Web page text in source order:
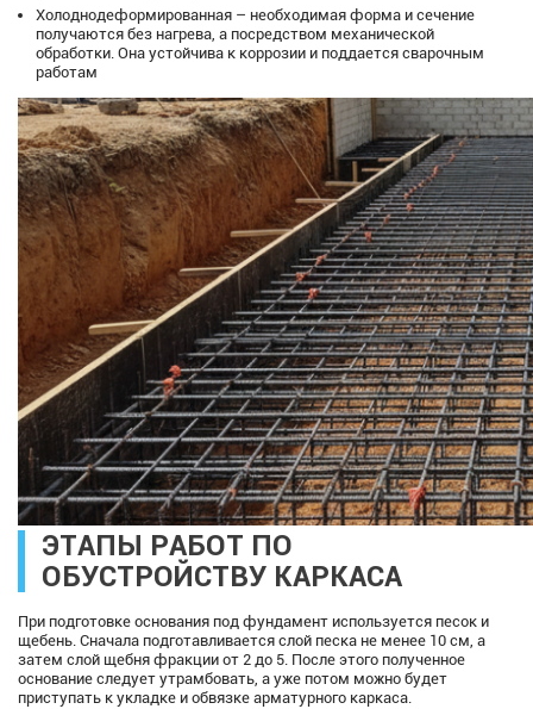
Холоднодеформированная – необходимая форма и сечение
получаются без нагрева, а посредством механической
обработки. Она устойчива к коррозии и поддается сварочным
работам
ЭТАПЫ РАБОТ ПО
ОБУСТРОЙСТВУ КАРКАСА
При подготовке основания под фундамент используется песок и
щебень. Сначала подготавливается слой песка не менее 10 см, а
затем слой щебня фракции от 2 до 5. После этого полученное
основание следует утрамбовать, а уже потом можно будет
приступать к укладке и обвязке арматурного каркаса.